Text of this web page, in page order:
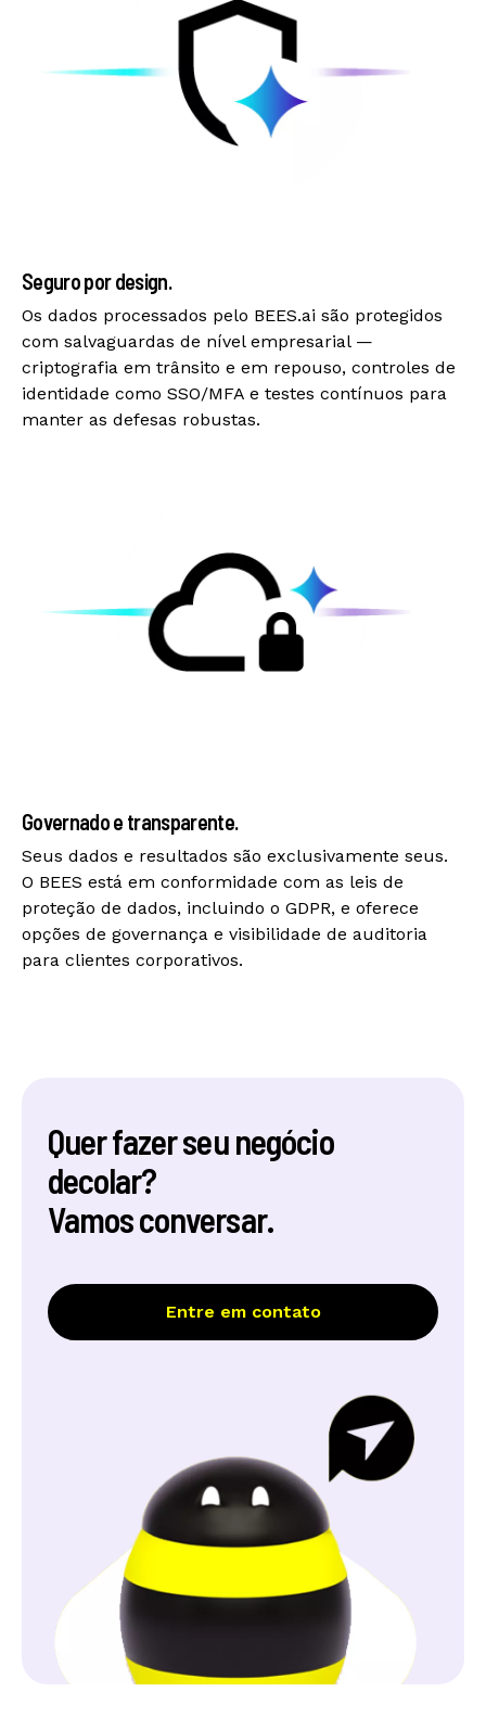
Seguro por design.
Os dados processados pelo BEES.ai são protegidos
com salvaguardas de nível empresarial —
criptografia em trânsito e em repouso, controles de
identidade como SSO/MFA e testes contínuos para
manter as defesas robustas.
Governado e transparente.
Seus dados e resultados são exclusivamente seus.
O BEES está em conformidade com as leis de
proteção de dados, incluindo o GDPR, e oferece
opções de governança e visibilidade de auditoria
para clientes corporativos.
Quer fazer seu negócio
decolar?
Vamos conversar.
Entre em contato